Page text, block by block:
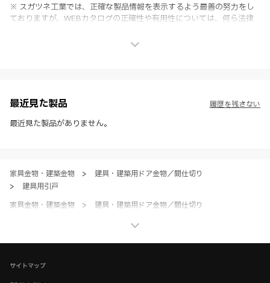
※ スガツネ工業では、正確な製品情報を表示するよう最善の努力をし
ておりますが、WEBカタログの正確性や有用性については、何ら法律
社製品の使用ご検討、又は販売促進目的の利用に限ります。
※ 本WEBサイト製品情報のご利用にあたっては、WEBサイト利用規
約、プライバシーポリシー、製品情報ガイドをご確認いただき、内容の
最近見た製品
最近見た製品がありません。
履歴を残さない
家具金物・建築金物 >
建具・建築用ドア金物／間仕切り
>
建具用引戸
家具金物・建築金物
>
建具・建築用ドア金物／間仕切り
ホーム
>
>
SHINX（シンクス） 加工機用データ
サイトマップ